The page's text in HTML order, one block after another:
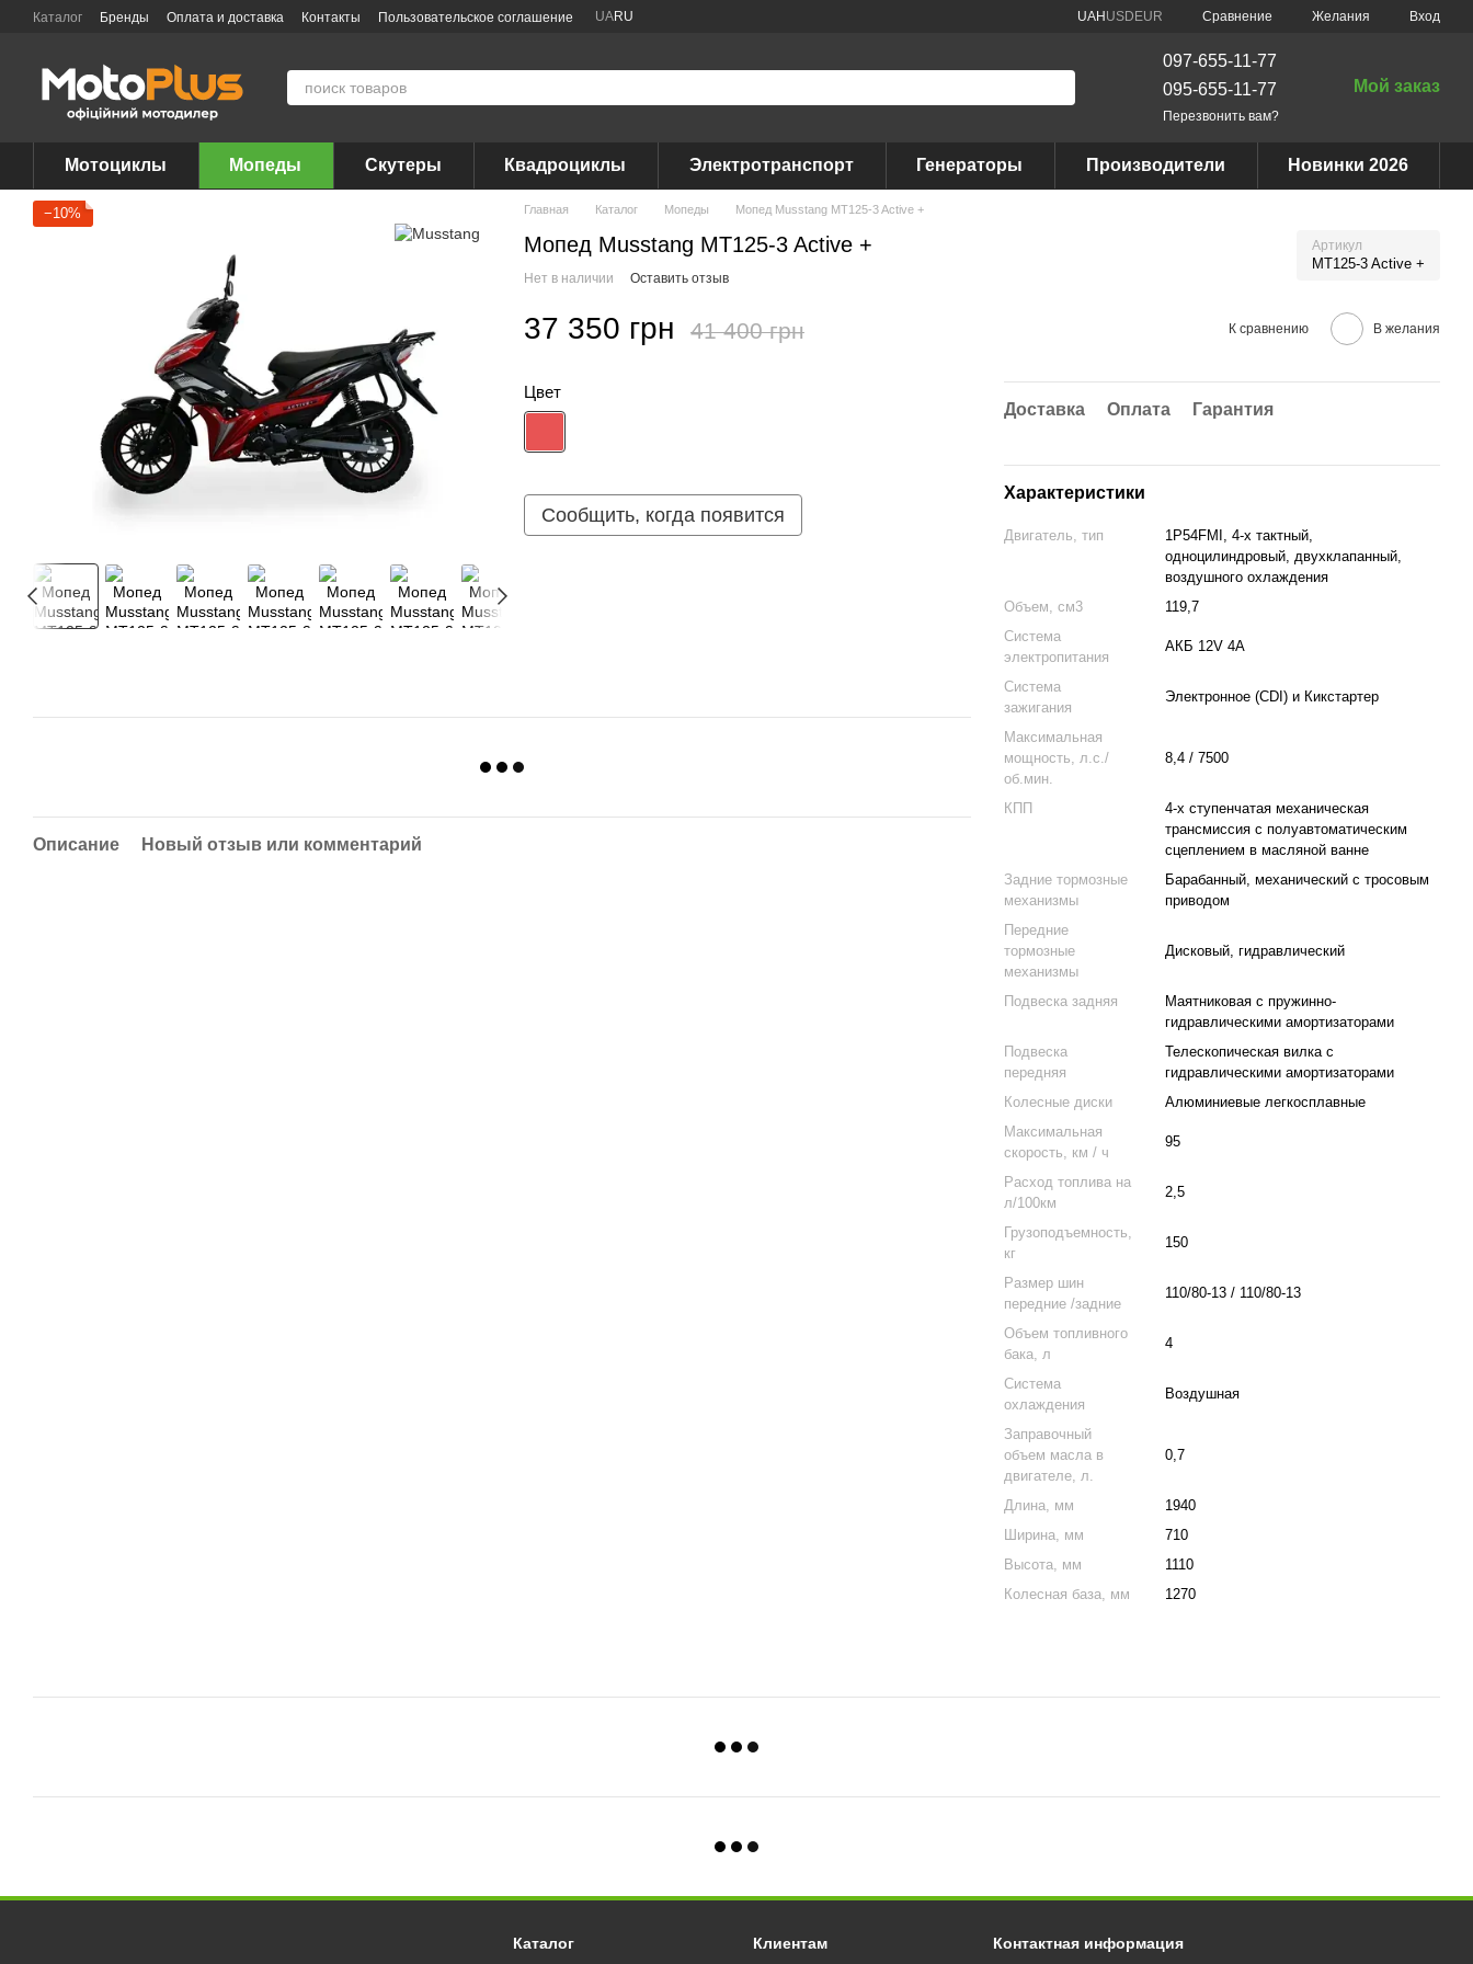
Перейти к основному контенту
Каталог Бренды Оплата и доставка Контакты Пользовательское соглашение UARU UAH USD EUR Сравнение Желания Вход
097-655-11-77
095-655-11-77
Перезвонить вам?
Мой заказ
Мотоциклы Мопеды Скутеры Квадроциклы Электротранспорт Генераторы Производители Новинки 2026
−10% Главная Каталог Мопеды Мопед Musstang MT125-3 Active +
Мопед Musstang MT125-3 Active + Артикул
MT125-3 Active +
Нет в наличии Оставить отзыв
37 350 грн 41 400 грн К сравнению В желания
Цвет
Сообщить, когда появится
Доставка Оплата Гарантия
Характеристики
Двигатель, тип
1P54FMI, 4-х тактный,
одноцилиндровый, двухклапанный,
воздушного охлаждения
Объем, см3
119,7
Система
электропитания
АКБ 12V 4A
Система
зажигания
Электронное (CDI) и Кикстартер
Максимальная
мощность, л.с./
об.мин.
8,4 / 7500
КПП
4-х ступенчатая механическая
трансмиссия с полуавтоматическим
сцеплением в масляной ванне
Задние тормозные
механизмы
Барабанный, механический с тросовым
приводом
Передние
тормозные
механизмы
Дисковый, гидравлический
Подвеска задняя
Маятниковая с пружинно-
гидравлическими амортизаторами
Подвеска
передняя
Телескопическая вилка с
гидравлическими амортизаторами
Колесные диски
Алюминиевые легкосплавные
Максимальная
скорость, км / ч
95
Расход топлива на
л/100км
2,5
Грузоподъемность,
кг
150
Размер шин
передние /задние
110/80-13 / 110/80-13
Объем топливного
бака, л
4
Система
охлаждения
Воздушная
Заправочный
oбъем масла в
двигателе, л.
0,7
Длина, мм
1940
Ширина, мм
710
Высота, мм
1110
Колесная база, мм
1270
Описание Новый отзыв или комментарий
Каталог Клиентам Контактная информация